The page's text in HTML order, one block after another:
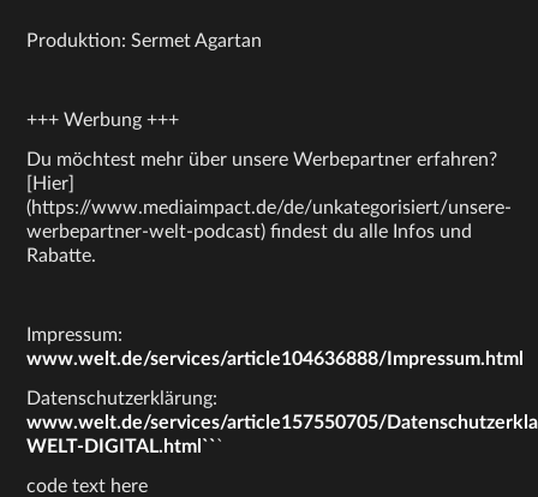
Produktion: Sermet Agartan
+++ Werbung +++
Du möchtest mehr über unsere Werbepartner erfahren?
[Hier]
(https://www.mediaimpact.de/de/unkategorisiert/unsere-
werbepartner-welt-podcast) findest du alle Infos und
Rabatte.
Impressum:
www.welt.de/services/article104636888/Impressum.html
Datenschutzerklärung:
www.welt.de/services/article157550705/
WELT-DIGITAL.html```
code text here